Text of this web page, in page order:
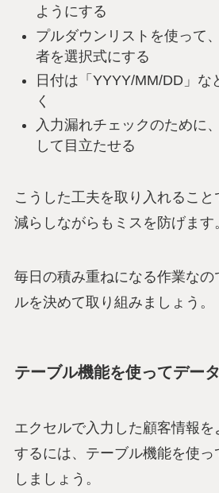
ようにする
プルダウンリストを使って
者を選択式にする
日付は「YYYY/MM/DD」な
く
入力漏れチェックのために
して目立たせる
こうした工夫を取り入れるこ
減らしながらもミスを防げます
毎日の積み重ねになる作業なの
ルを決めて取り組みましょう。
テーブル機能を使ってデー
エクセルで入力した顧客情報
するには、テーブル機能を使
しましょう。